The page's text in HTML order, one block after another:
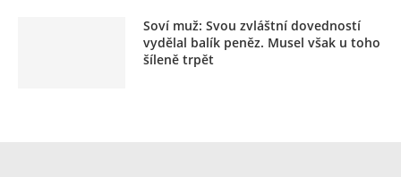
Soví muž: Svou zvláštní dovedností
vydělal balík peněz. Musel však u toho
šíleně trpět